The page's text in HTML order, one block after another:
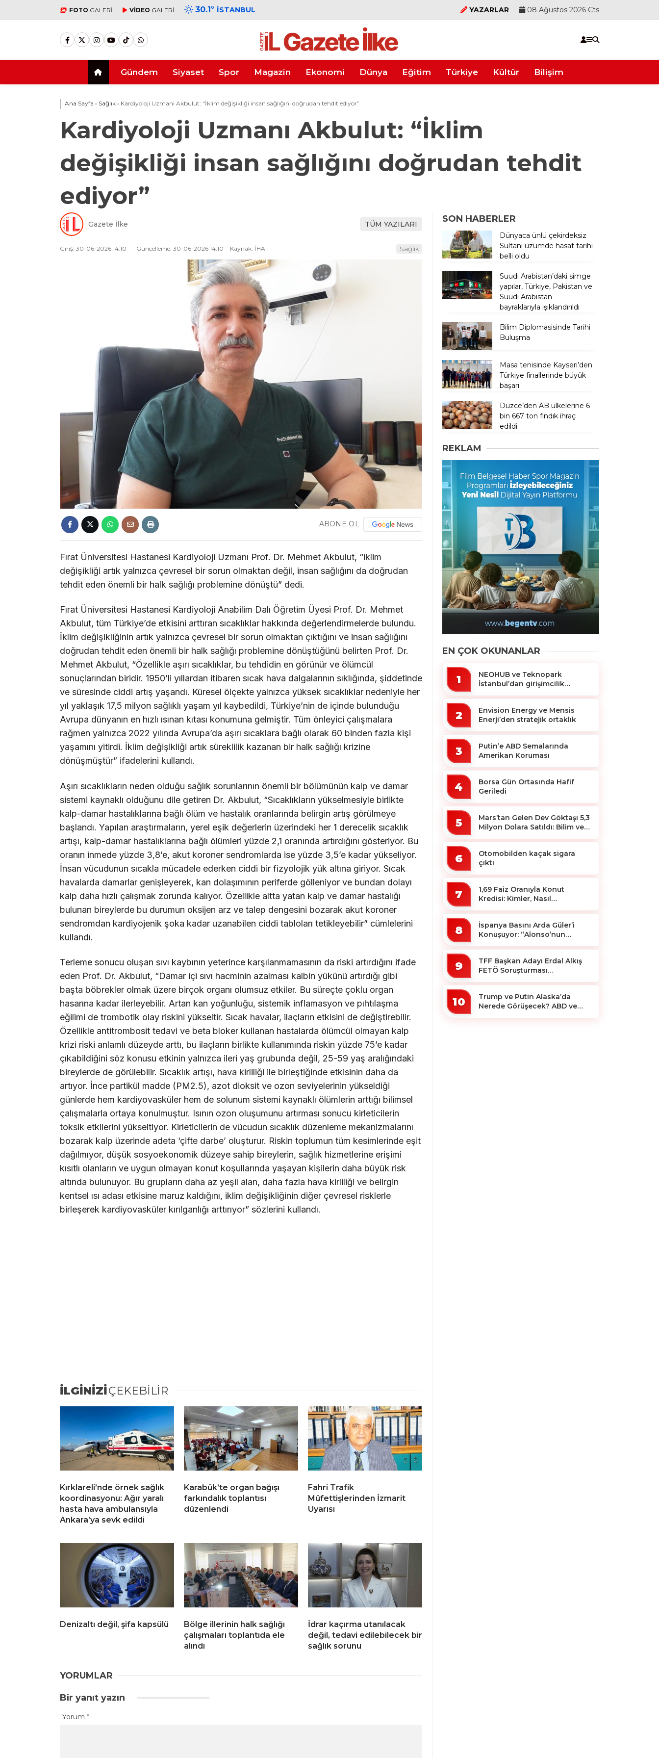
FOTO GALERİ VİDEO GALERİ 30.1° İSTANBUL YAZARLAR 08 Ağustos 2026 Cts
Gündem Siyaset Spor Magazin Ekonomi Dünya Eğitim Türkiye Kültür Bilişim
Ana Sayfa › Sağlık › Kardiyoloji Uzmanı Akbulut: “İklim değişikliği insan sağlığını doğrudan tehdit ediyor”
Kardiyoloji Uzmanı Akbulut: “İklim
değişikliği insan sağlığını doğrudan tehdit
ediyor”
Gazete İlke TÜM YAZILARI
Giriş: 30-06-2026 14:10 Güncelleme: 30-06-2026 14:10 Kaynak: İHA Sağlık
ABONE OL
Fırat Üniversitesi Hastanesi Kardiyoloji Uzmanı Prof. Dr. Mehmet Akbulut, “iklim
değişikliği artık yalnızca çevresel bir sorun olmaktan değil, insan sağlığını da doğrudan
tehdit eden önemli bir halk sağlığı problemine dönüştü” dedi.
Fırat Üniversitesi Hastanesi Kardiyoloji Anabilim Dalı Öğretim Üyesi Prof. Dr. Mehmet
Akbulut, tüm Türkiye’de etkisini arttıran sıcaklıklar hakkında değerlendirmelerde bulundu.
İklim değişikliğinin artık yalnızca çevresel bir sorun olmaktan çıktığını ve insan sağlığını
doğrudan tehdit eden önemli bir halk sağlığı problemine dönüştüğünü belirten Prof. Dr.
Mehmet Akbulut, “Özellikle aşırı sıcaklıklar, bu tehdidin en görünür ve ölümcül
sonuçlarından biridir. 1950’li yıllardan itibaren sıcak hava dalgalarının sıklığında, şiddetinde
ve süresinde ciddi artış yaşandı. Küresel ölçekte yalnızca yüksek sıcaklıklar nedeniyle her
yıl yaklaşık 17,5 milyon sağlıklı yaşam yıl kaybedildi, Türkiye’nin de içinde bulunduğu
Avrupa dünyanın en hızlı ısınan kıtası konumuna gelmiştir. Tüm önleyici çalışmalara
rağmen yalnızca 2022 yılında Avrupa’da aşırı sıcaklara bağlı olarak 60 binden fazla kişi
yaşamını yitirdi. İklim değişikliği artık süreklilik kazanan bir halk sağlığı krizine
dönüşmüştür” ifadelerini kullandı.
Aşırı sıcaklıkların neden olduğu sağlık sorunlarının önemli bir bölümünün kalp ve damar
sistemi kaynaklı olduğunu dile getiren Dr. Akbulut, “Sıcaklıkların yükselmesiyle birlikte
kalp-damar hastalıklarına bağlı ölüm ve hastalık oranlarında belirgin artış görülmeye
başlandı. Yapılan araştırmaların, yerel eşik değerlerin üzerindeki her 1 derecelik sıcaklık
artışı, kalp-damar hastalıklarına bağlı ölümleri yüzde 2,1 oranında artırdığını gösteriyor. Bu
oranın inmede yüzde 3,8’e, akut koroner sendromlarda ise yüzde 3,5’e kadar yükseliyor.
İnsan vücudunun sıcakla mücadele ederken ciddi bir fizyolojik yük altına giriyor. Sıcak
havalarda damarlar genişleyerek, kan dolaşımının periferde gölleniyor ve bundan dolayı
kalp daha hızlı çalışmak zorunda kalıyor. Özellikle altta yatan kalp ve damar hastalığı
bulunan bireylerde bu durumun oksijen arz ve talep dengesini bozarak akut koroner
sendromdan kardiyojenik şoka kadar uzanabilen ciddi tabloları tetikleyebilir” cümlelerini
kullandı.
Terleme sonucu oluşan sıvı kaybının yeterince karşılanmamasının da riski artırdığını ifade
eden Prof. Dr. Akbulut, “Damar içi sıvı hacminin azalması kalbin yükünü artırdığı gibi
başta böbrekler olmak üzere birçok organı olumsuz etkiler. Bu süreçte çoklu organ
hasarına kadar ilerleyebilir. Artan kan yoğunluğu, sistemik inflamasyon ve pıhtılaşma
eğilimi de trombotik olay riskini yükseltir. Sıcak havalar, ilaçların etkisini de değiştirebilir.
Özellikle antitrombosit tedavi ve beta bloker kullanan hastalarda ölümcül olmayan kalp
krizi riski anlamlı düzeyde arttı, bu ilaçların birlikte kullanımında riskin yüzde 75’e kadar
çıkabildiğini söz konusu etkinin yalnızca ileri yaş grubunda değil, 25-59 yaş aralığındaki
bireylerde de görülebilir. Sıcaklık artışı, hava kirliliği ile birleştiğinde etkisinin daha da
artıyor. İnce partikül madde (PM2.5), azot dioksit ve ozon seviyelerinin yükseldiği
günlerde hem kardiyovasküler hem de solunum sistemi kaynaklı ölümlerin arttığı bilimsel
çalışmalarla ortaya konulmuştur. Isının ozon oluşumunu artırması sonucu kirleticilerin
toksik etkilerini yükseltiyor. Kirleticilerin de vücudun sıcaklık düzenleme mekanizmalarını
bozarak kalp üzerinde adeta ‘çifte darbe’ oluşturur. Riskin toplumun tüm kesimlerinde eşit
dağılmıyor, düşük sosyoekonomik düzeye sahip bireylerin, sağlık hizmetlerine erişimi
kısıtlı olanların ve uygun olmayan konut koşullarında yaşayan kişilerin daha büyük risk
altında bulunuyor. Bu grupların daha az yeşil alan, daha fazla hava kirliliği ve belirgin
kentsel ısı adası etkisine maruz kaldığını, iklim değişikliğinin diğer çevresel risklerle
birleşerek kardiyovasküler kırılganlığı arttırıyor” sözlerini kullandı.
İLGİNİZİÇEKEBİLİR
Kırklareli’nde örnek sağlık
koordinasyonu: Ağır yaralı
hasta hava ambulansıyla
Ankara’ya sevk edildi
Karabük’te organ bağışı
farkındalık toplantısı
düzenlendi
Fahri Trafik
Müfettişlerinden İzmarit
Uyarısı
Denizaltı değil, şifa kapsülü
Bölge illerinin halk sağlığı
çalışmaları toplantıda ele
alındı
İdrar kaçırma utanılacak
değil, tedavi edilebilecek bir
sağlık sorunu
YORUMLAR
Bir yanıt yazın
Yorum *
SON HABERLER
Dünyaca ünlü çekirdeksiz
Sultani üzümde hasat tarihi
belli oldu
Suudi Arabistan’daki simge
yapılar, Türkiye, Pakistan ve
Suudi Arabistan
bayraklarıyla ışıklandırıldı
Bilim Diplomasisinde Tarihi
Buluşma
Masa tenisinde Kayseri’den
Türkiye finallerinde büyük
başarı
Düzce’den AB ülkelerine 6
bin 667 ton fındık ihraç
edildi
REKLAM
EN ÇOK OKUNANLAR
1
NEOHUB ve Teknopark
İstanbul’dan girişimcilik
2
Envision Energy ve Mensis
Enerji’den stratejik ortaklık
3
Putin’e ABD Semalarında
Amerikan Koruması
4
Borsa Gün Ortasında Hafif
Geriledi
5
Mars’tan Gelen Dev Göktaşı 5,3
Milyon Dolara Satıldı: Bilim ve
6
Otomobilden kaçak sigara
çıktı
7
1,69 Faiz Oranıyla Konut
Kredisi: Kimler, Nasıl
8
İspanya Basını Arda Güler’i
Konuşuyor: “Alonso’nun
9
TFF Başkan Adayı Erdal Alkış
FETÖ Soruşturması
10
Trump ve Putin Alaska’da
Nerede Görüşecek? ABD ve